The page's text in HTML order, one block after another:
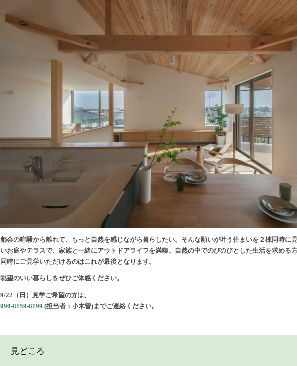
都会の喧騒から離れて、もっと自然を感じながら暮らしたい。そんな願いが叶う住まいを２棟同時に
いお庭やテラスで、家族と一緒にアウトドアライフを満喫。自然の中でのびのびとした生活を求める方
同時にご見学いただけるのはこれが最後となります。
眺望のいい暮らしをぜひご体感ください。
9/22（日）見学ご希望の方は、
090-8159-8199 (担当者：小木曽)までご連絡ください。
見どころ